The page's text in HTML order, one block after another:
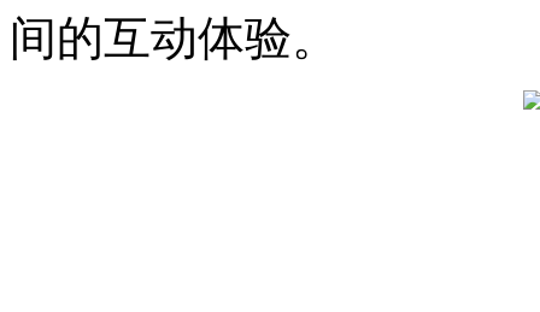
间的互动体验。